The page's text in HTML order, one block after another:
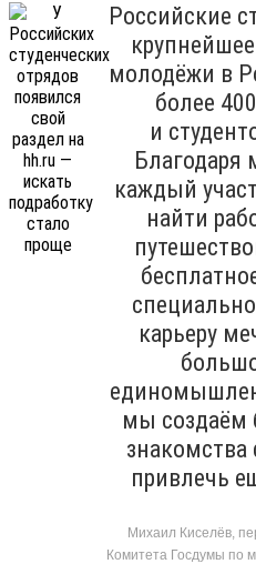
Российские
молодёжи в
более
и
Благодаря
каждый
найти
карьеру
мы создаём
привлечь
Михаил Киселёв,
Комитета Госдумы по